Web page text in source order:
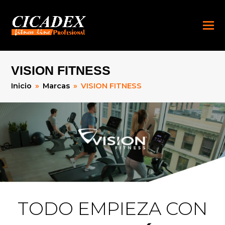
VISION FITNESS
Inicio » Marcas » VISION FITNESS
TODO EMPIEZA CON